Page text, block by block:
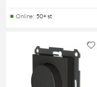
Online: 50+ st